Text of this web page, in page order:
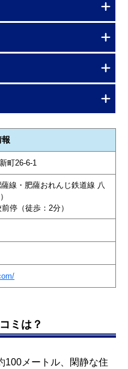
町26-6-1
線・肥薩おれんじ鉄道線 八
停（徒歩：2分）
ミは？
100メートル、閑静な住